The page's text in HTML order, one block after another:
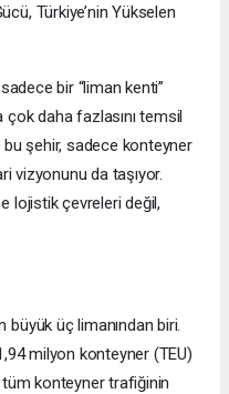
Türkiye’nin Yükselen
sadece bir “liman kenti”
çok daha fazlasını temsil
bu şehir, sadece konteyner
vizyonunu da taşıyor.
lojistik çevreleri değil,
büyük üç limanından biri.
milyon konteyner (TEU)
tüm konteyner trafiğinin